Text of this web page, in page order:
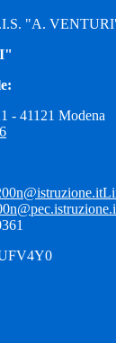
"A.
- 41121 Modena